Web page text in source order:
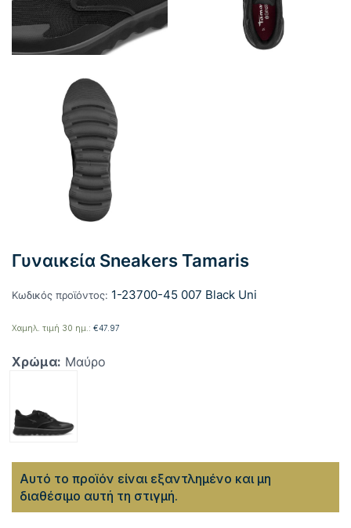
Γυναικεία Sneakers Tamaris
Κωδικός προϊόντος: 1-23700-45 007 Black Uni
Χαμηλ. τιμή 30 ημ.: €47.97
Χρώμα: Μαύρο
Αυτό το προϊόν είναι εξαντλημένο και μη
διαθέσιμο αυτή τη στιγμή.